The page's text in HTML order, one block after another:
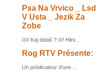
Psa Na Vrvico _ Lsd
V Usta _ Jezik Za
Zobe
///// Kaj delaš ? //// Hlini...
Rog RTV Présente:
Un prédicateur d'une ...